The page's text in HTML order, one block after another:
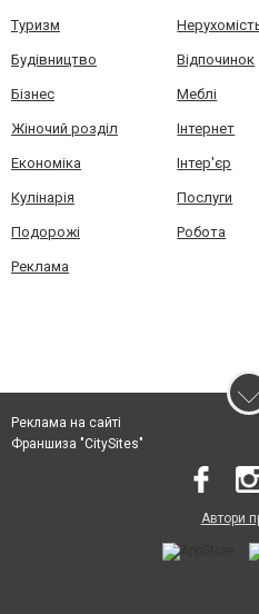
Туризм
Будівництво Відпочинок
Бізнес Меблі
Жіночий розділ Інтернет
Економіка Інтер'єр
Кулінарія Послуги
Подорожі Робота
Реклама
Реклама на сайті
Франшиза "CitySites"
Автори